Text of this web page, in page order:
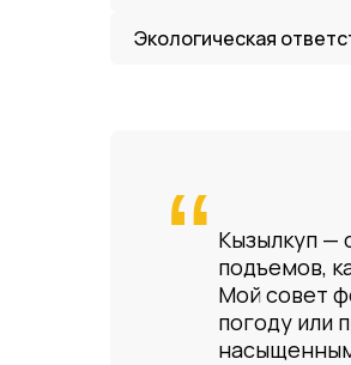
Экологическая
“ Кызылкуп —
подъемов,
Мой совет
погоду или